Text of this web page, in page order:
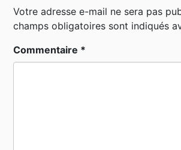
Votre adresse e-mail ne sera pas
champs obligatoires sont indiqués
Commentaire *